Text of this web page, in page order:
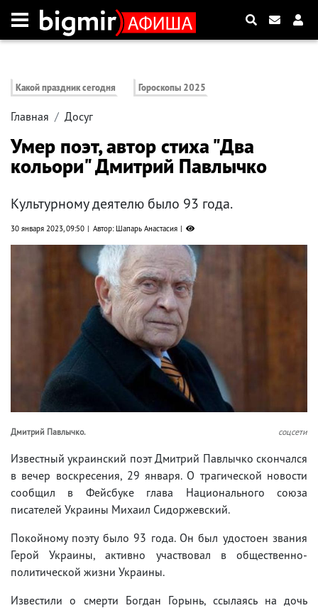
Какой праздник сегодня Гороскопы 2025
Главная Досуг
Умер поэт, автор стиха "Два
кольори" Дмитрий Павлычко
Культурному деятелю было 93 года.
30 января 2023, 09:50 Автор: Шапарь Анастасия
Дмитрий Павлычко. соцсети
Известный украинский поэт Дмитрий Павлычко скончался
в вечер воскресения, 29 января. О трагической новости
сообщил в Фейсбуке глава Национального союза
писателей Украины Михаил Сидоржевский.
Покойному поэту было 93 года. Он был удостоен звания
Герой Украины, активно участвовал в общественно-
политической жизни Украины.
Известили о смерти Богдан Горынь, ссылаясь на дочь